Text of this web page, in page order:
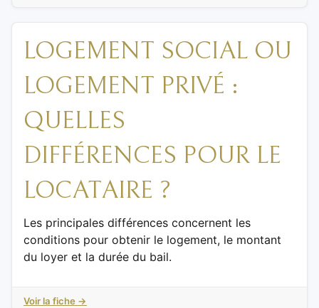
LOGEMENT SOCIAL OU
LOGEMENT PRIVÉ :
QUELLES
DIFFÉRENCES POUR LE
LOCATAIRE ?
Les principales différences concernent les
conditions pour obtenir le logement, le montant
du loyer et la durée du bail.
Voir la fiche →